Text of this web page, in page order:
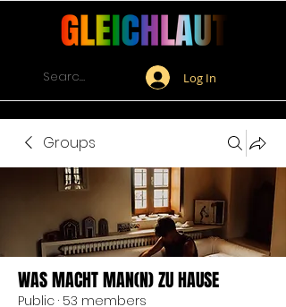
Log In
Groups
WAS MACHT MAN(N) ZU HAUSE
Public · 53 members